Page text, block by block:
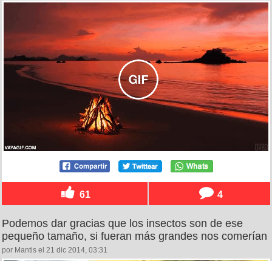
61 4
Podemos dar gracias que los insectos son de ese
pequeño tamaño, si fueran más grandes nos comerían
por Mantis el 21 dic 2014, 03:31